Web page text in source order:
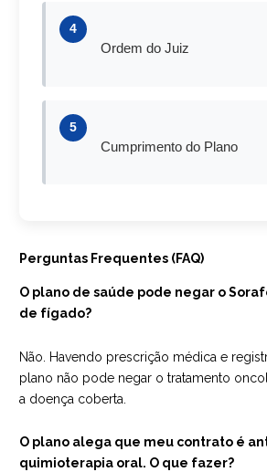
4
Ordem do Juiz
5
Cumprimento do Plano
Perguntas Frequentes (FAQ)
O plano de saúde pode negar o
de fígado?
Não. Havendo prescrição médica e
plano não pode negar o tratamento
a doença coberta.
O plano alega que meu contrato é
quimioterapia oral. O que fazer?